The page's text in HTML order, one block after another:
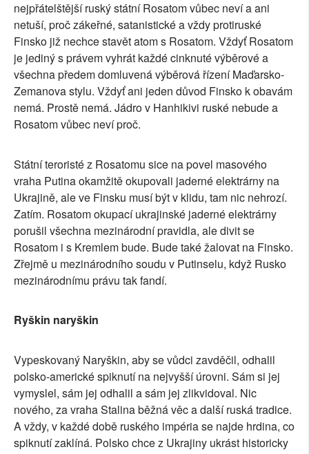
nejpřátelštější ruský státní Rosatom vůbec neví a ani
netuší, proč zákeřné, satanistické a vždy protiruské
Finsko již nechce stavět atom s Rosatom. Vždyť Rosatom
je jediný s právem vyhrát každé cinknuté výběrové a
všechna předem domluvená výběrová řízení Maďarsko-
Zemanova stylu. Vždyť ani jeden důvod Finsko k obavám
nemá. Prostě nemá. Jádro v Hanhikivi ruské nebude a
Rosatom vůbec neví proč.
Státní teroristé z Rosatomu sice na povel masového
vraha Putina okamžitě okupovali jaderné elektrárny na
Ukrajině, ale ve Finsku musí být v klidu, tam nic nehrozí.
Zatím. Rosatom okupací ukrajinské jaderné elektrárny
porušil všechna mezinárodní pravidla, ale divit se
Rosatom i s Kremlem bude. Bude také žalovat na Finsko.
Zřejmě u mezinárodního soudu v Putinselu, když Rusko
mezinárodnímu právu tak fandí.
Ryškin naryškin
Vypeskovaný Naryškin, aby se vůdci zavděčil, odhalil
polsko-americké spiknutí na nejvyšší úrovni. Sám si jej
vymyslel, sám jej odhalil a sám jej zlikvidoval. Nic
nového, za vraha Stalina běžná věc a další ruská tradice.
A vždy, v každé době ruského impéria se najde hrdina, co
spiknutí zaklíná. Polsko chce z Ukrajiny ukrást historicky